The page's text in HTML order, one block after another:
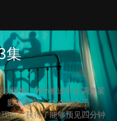
集
曝光；Win被迫中止调查案
影集简介： 大企业之子
自己获得了能够预见四分钟